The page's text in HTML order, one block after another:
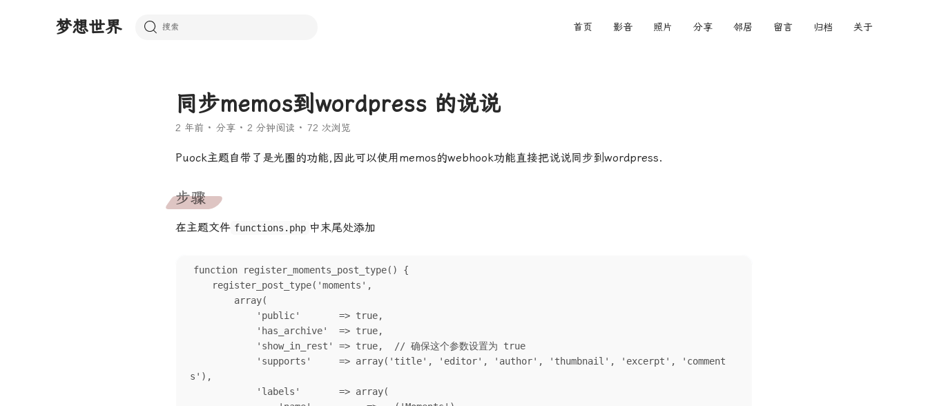
梦想世界 首页 影音 照片 分享 邻居 留言 归档 关于
同步memos到wordpress 的说说
2 年前 分享 2 分钟阅读 72 次浏览
Puock主题自带了是光圈的功能,因此可以使用memos的webhook功能直接把说说同步到wordpress.
步骤
在主题文件 functions.php 中末尾处添加
function register_moments_post_type() {
s'),